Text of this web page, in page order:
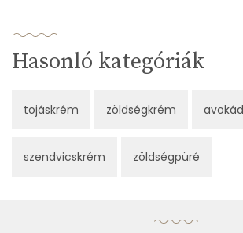
Hasonló kategóriák
tojáskrém zöldségkrém
szendvicskrém zöldségpüré